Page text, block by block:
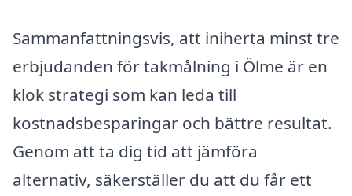
Sammanfattningsvis, att iniherta minst tre
erbjudanden för takmålning i Ölme är en
klok strategi som kan leda till
kostnadsbesparingar och bättre resultat.
Genom att ta dig tid att jämföra
alternativ, säkerställer du att du får ett